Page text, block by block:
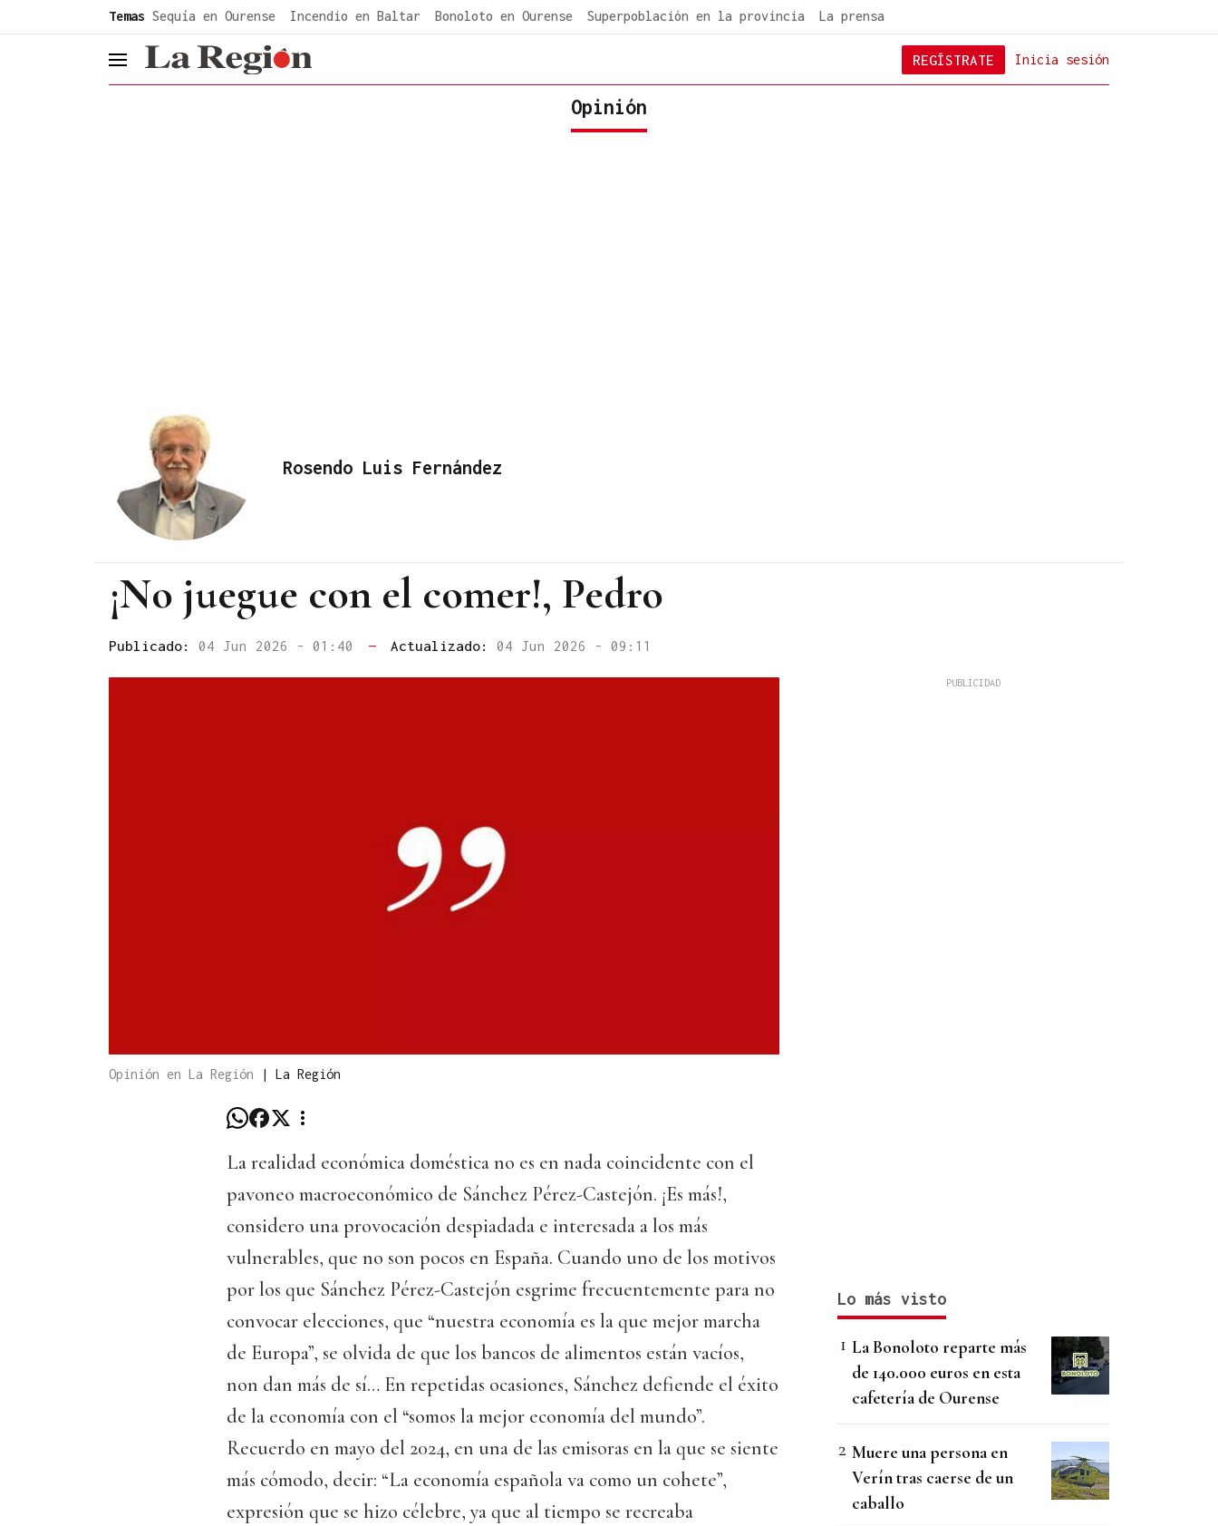
Temas Sequía en Ourense Incendio en Baltar Bonoloto en Ourense Superpoblación en la provincia La prensa
header.menu.open Inicia sesión
REGÍSTRATE
Opinión
Rosendo Luis Fernández
¡No juegue con el comer!, Pedro
Publicado: 04 Jun 2026 - 01:40 — Actualizado: 04 Jun 2026 - 09:11
Opinión en La Región | La Región
La realidad económica doméstica no es en nada coincidente con el
pavoneo macroeconómico de Sánchez Pérez-Castejón. ¡Es más!,
considero una provocación despiadada e interesada a los más
vulnerables, que no son pocos en España. Cuando uno de los motivos
por los que Sánchez Pérez-Castejón esgrime frecuentemente para no
convocar elecciones, que “nuestra economía es la que mejor marcha
de Europa”, se olvida de que los bancos de alimentos están vacíos,
non dan más de sí… En repetidas ocasiones, Sánchez defiende el éxito
de la economía con el “somos la mejor economía del mundo”.
Recuerdo en mayo del 2024, en una de las emisoras en la que se siente
más cómodo, decir: “La economía española va como un cohete”,
expresión que se hizo célebre, ya que al tiempo se recreaba
Lo más visto
La Bonoloto reparte más
de 140.000 euros en esta
cafetería de Ourense
Muere una persona en
Verín tras caerse de un
caballo